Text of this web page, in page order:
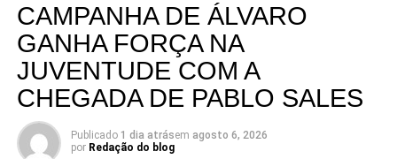
construção de uma campanha que busca ampliar sua
presença em todas as regiões do estado, fortalecendo o
diálogo com a população e reafirmando o compromisso
com o futuro dos potiguares.
CAMPANHA DE ÁLVARO
GANHA FORÇA NA
JUVENTUDE COM A
CHEGADA DE PABLO SALES
Publicado 1 dia atrásem agosto 6, 2026
por Redação do blog